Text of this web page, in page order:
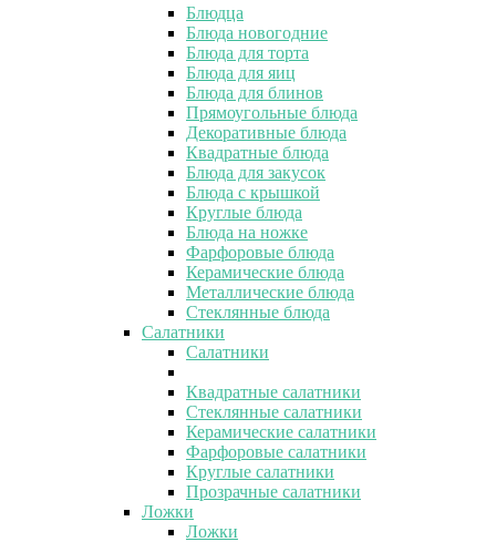
Блюдца
Блюда новогодние
Блюда для торта
Блюда для яиц
Блюда для блинов
Прямоугольные блюда
Декоративные блюда
Квадратные блюда
Блюда для закусок
Блюда с крышкой
Круглые блюда
Блюда на ножке
Фарфоровые блюда
Керамические блюда
Металлические блюда
Стеклянные блюда
Салатники
Салатники
Квадратные салатники
Стеклянные салатники
Керамические салатники
Фарфоровые салатники
Круглые салатники
Прозрачные салатники
Ложки
Ложки